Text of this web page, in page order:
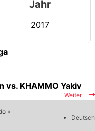
Jahr
2017
Weiter
vs. KHAMMO Yakiv
«
Deutsch